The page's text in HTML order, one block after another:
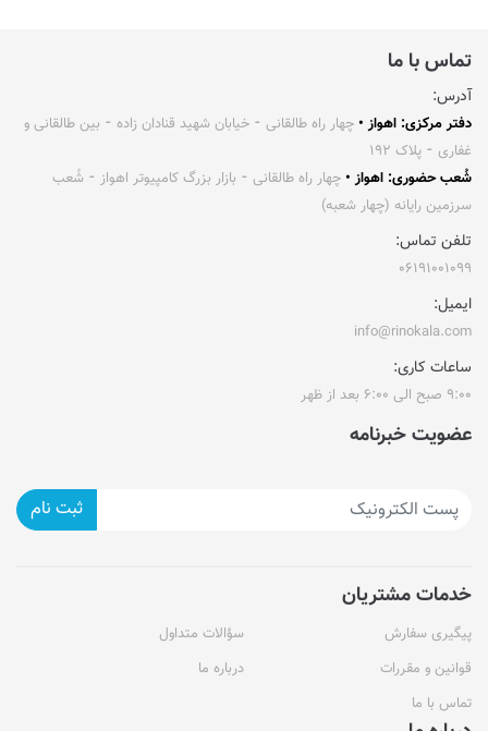
تماس با ما
آدرس:
دفتر مرکزی: اهواز • چهار راه طالقانی ⁃ خیابان شهید قنادان زاده ⁃ بین طالقانی و
غفاری ⁃ پلاک ۱۹۲
شُعب حضوری: اهواز • چهار راه طالقانی ⁃ بازار بزرگ کامپیوتر اهواز ⁃ شُعب
سرزمین رایانه (چهار شعبه)
تلفن تماس:
۰۶۱۹۱۰۰۱۰۹۹
ایمیل:
info@rinokala.com
ساعات کاری:
۹:۰۰ صبح الی ۶:۰۰ بعد از ظهر
عضویت خبرنامه
ثبت نام
خدمات مشتریان
پیگیری سفارش
سؤالات متداول
قوانین و مقررات
درباره ما
تماس با ما